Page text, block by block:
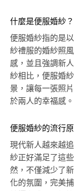
什麼是便服婚紗？
便服婚紗指的是
紗禮服的婚紗照
感，並且強調新
紗相比，便服婚
景，讓每一張照
於兩人的幸福感。
便服婚紗的流行原
現代新人越來越
紗正好滿足了這
然，不僅減少了
化的氛圍，完美